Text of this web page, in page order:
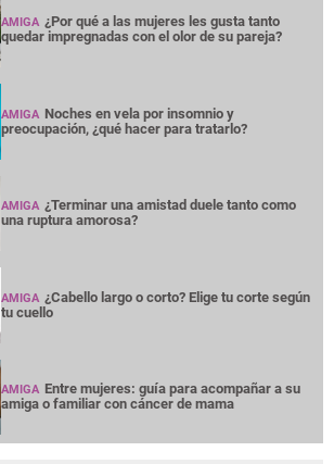
AMIGA ¿Por qué a las mujeres les gusta tanto
quedar impregnadas con el olor de su pareja?
AMIGA Noches en vela por insomnio y
preocupación, ¿qué hacer para tratarlo?
AMIGA ¿Terminar una amistad duele tanto como
una ruptura amorosa?
AMIGA ¿Cabello largo o corto? Elige tu corte según
tu cuello
AMIGA Entre mujeres: guía para acompañar a su
amiga o familiar con cáncer de mama